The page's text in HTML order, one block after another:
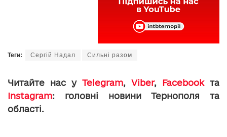
Теги: Сергій Надал Сильні разом
Читайте нас у Telegram, Viber, Facebookта
Instagram: головні новини Тернополя та
області.